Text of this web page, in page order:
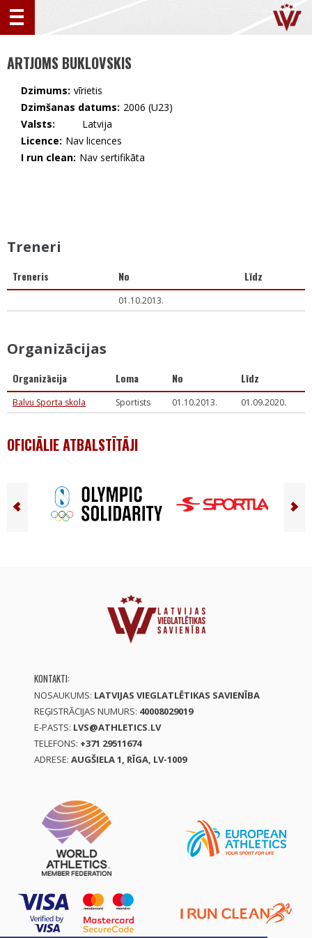
ARTJOMS BUKLOVSKIS
Dzimums: vīrietis
Dzimšanas datums: 2006 (U23)
Valsts:
🇱🇻 Latvija
Licence: Nav licences
I run clean: Nav sertifikāta
Treneri
Treneris No Līdz
01.10.2013.
Organizācijas
Organizācija Loma No Līdz
Balvu Sporta skola Sportists 01.10.2013. 01.09.2020.
OFICIĀLIE ATBALSTĪTĀJI
KONTAKTI:
NOSAUKUMS: LATVIJAS VIEGLATLĒTIKAS SAVIENĪBA
REĢISTRĀCIJAS NUMURS: 40008029019
E-PASTS: LVS@ATHLETICS.LV
TELEFONS: +371 29511674
ADRESE: AUGŠIELA 1, RĪGA, LV-1009